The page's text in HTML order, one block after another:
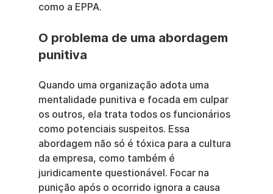
como a EPPA.
O problema de uma abordagem
punitiva
Quando uma organização adota uma
mentalidade punitiva e focada em culpar
os outros, ela trata todos os funcionários
como potenciais suspeitos. Essa
abordagem não só é tóxica para a cultura
da empresa, como também é
juridicamente questionável. Focar na
punição após o ocorrido ignora a causa